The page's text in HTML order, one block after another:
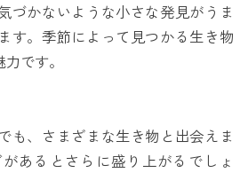
づかないような小さな発見がうま
す。季節によって見つかる生き物
です。
も、さまざまな生き物と出会えま
あるとさらに盛り上がるでしょ